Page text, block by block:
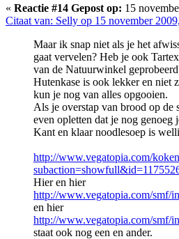
« Reactie #14 Gepost op: 15
Citaat van: Selly op 15 november
Maar ik snap niet als je het
gaat vervelen? Heb je ook
van de Natuurwinkel
Hutenkase is ook lekker en niet
kun je nog van alles opgooien.
Als je overstap van brood op de
even opletten dat je nog
Kant en klaar noodlesoep is
http://www.vegatopia.com/
Hier en hier
http://www.vegatopia.com/smf/
en hier
http://www.vegatopia.com/smf/
staat ook nog een en ander.